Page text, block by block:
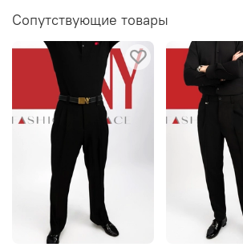
Сопутствующие товары